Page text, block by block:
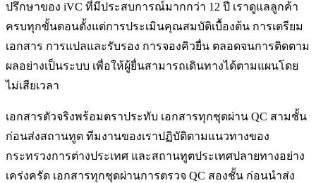
ปรึกษาของ iVC ที่มีประสบการณ์มากกว่า 12 ปี เราดูแลลูกค้า
ครบทุกขั้นตอนตั้งแต่การประเมินคุณสมบัติเบื้องต้น การเตรียม
เอกสาร การแปลและรับรอง การจองคิวยื่น ตลอดจนการติดตาม
ผลอย่างเป็นระบบ เพื่อให้ผู้ยื่นสามารถเดินทางได้ตามแผนโดย
ไม่เสียเวลา
เอกสารตัวจริงพร้อมตราประทับ เอกสารทุกชุดผ่าน QC สามชั้น
ก่อนส่งสถานทูต ทีมงานของเราปฏิบัติตามแนวทางของ
กระทรวงการต่างประเทศ และสถานทูตประเทศปลายทางอย่าง
เคร่งครัด เอกสารทุกชุดผ่านการตรวจ QC สองชั้น ก่อนนำส่ง